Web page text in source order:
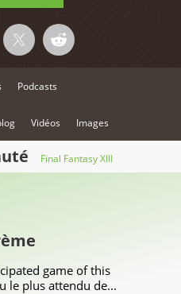
Podcasts
Vidéos Images
Final Fantasy XIII
game of this
le plus attendu de...